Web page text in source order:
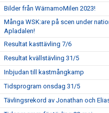
Bilder från WärnamoMilen 2023!
Många WSK:are på scen under
Apladalen!
Resultat kasttävling 7/6
Resultat kvällstävling 31/5
Inbjudan till kastmångkamp
Tidsprogram onsdag 31/5
Tävlingsrekord av Jonathan och